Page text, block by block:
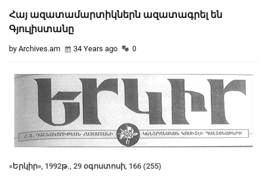
Հայ ազատամարտիկներն ազատագրել են
Գյուլիստանը
by Archives.am 34 Years ago 0
«Երկիր», 1992թ., 29 օգոստոսի, 166 (255)